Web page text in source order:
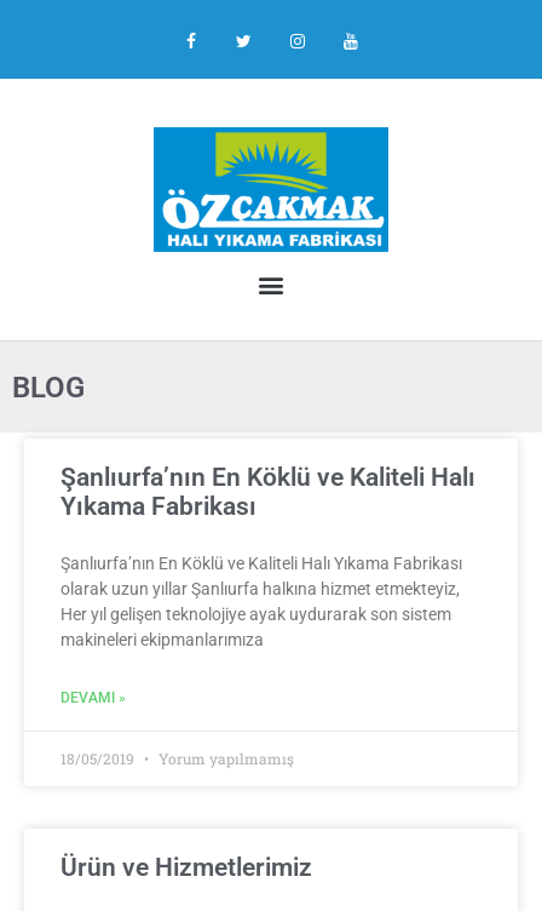
BLOG
Şanlıurfa’nın En Köklü ve Kaliteli Halı
Yıkama Fabrikası
Şanlıurfa’nın En Köklü ve Kaliteli Halı Yıkama Fabrikası
olarak uzun yıllar Şanlıurfa halkına hizmet etmekteyiz,
Her yıl gelişen teknolojiye ayak uydurarak son sistem
makineleri ekipmanlarımıza
DEVAMI »
18/05/2019 Yorum yapılmamış
Ürün ve Hizmetlerimiz